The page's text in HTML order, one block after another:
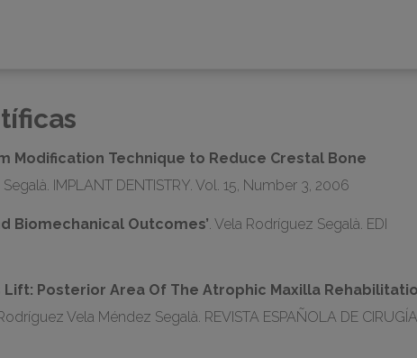
Modification Technique to Reduce Crestal Bone
IMPLANT DENTISTRY. Vol. 15, Number 3, 2006
Biomechanical Outcomes’ . Vela Rodríguez Segalà. EDI
Lift: Posterior Area Of The Atrophic Maxilla
Rodríguez Vela Méndez Segalà. REVISTA ESPAÑOLA DE CIRUGÍA